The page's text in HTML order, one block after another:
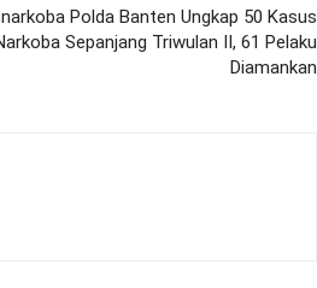
Polda Banten Ungkap 50 Kasus
Sepanjang Triwulan II, 61 Pelaku
Diamankan